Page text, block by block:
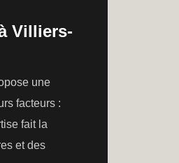
Villiers-
une
facteurs :
fait la
et des